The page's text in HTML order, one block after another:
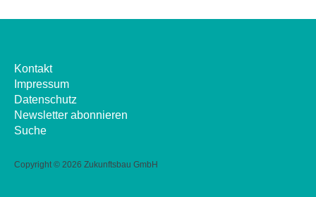
Kontakt
Impressum
Datenschutz
Newsletter abonnieren
Suche
Copyright © 2026 Zukunftsbau GmbH